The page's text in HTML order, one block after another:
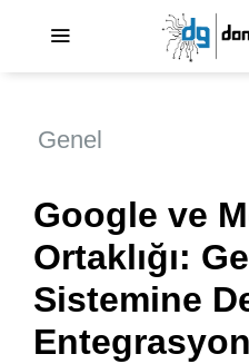
Genel
Google ve
Ortaklığı:
Sistemine
Entegrasyon